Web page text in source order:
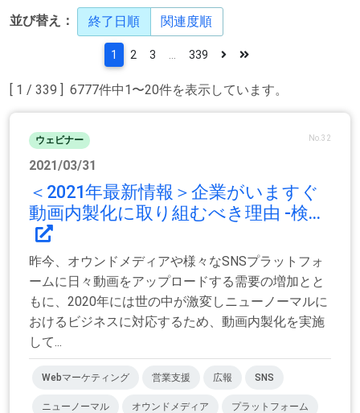
並び替え： 終了日順 関連度順
[ 1 / 339 ] 6777件中1〜20件を表示しています。
1 2 3 339
ウェビナー No.32
2021/03/31
＜2021年最新情報＞企業がいますぐ
動画内製化に取り組むべき理由 -検...
昨今、オウンドメディアや様々なSNSプラットフォ
ームに日々動画をアップロードする需要の増加とと
もに、2020年には世の中が激変しニューノーマルに
おけるビジネスに対応するため、動画内製化を実施
して...
Webマーケティング 営業支援 広報 SNS
ニューノーマル オウンドメディア プラットフォーム